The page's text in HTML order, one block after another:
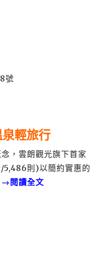
號
輕旅行
，雲朗觀光旗下首家
5,486則)以簡約實惠的
→閱讀全文